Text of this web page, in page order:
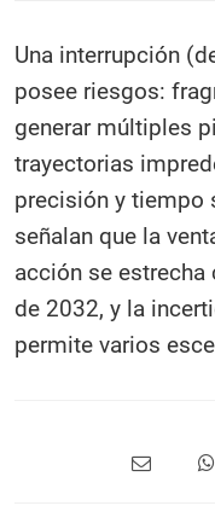
Una interrupción
posee riesgos:
generar múltiples
trayectorias
precisión y tiempo
señalan que la
acción se
de 2032, y la
permite varios